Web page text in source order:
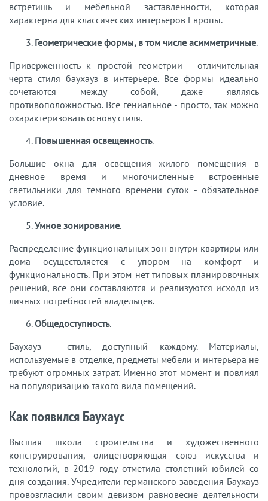
встретишь и мебельной заставленности, которая
характерна для классических интерьеров Европы.
3. Геометрические формы, в том числе асимметричные.
Приверженность к простой геометрии - отличительная
черта стиля баухауз в интерьере. Все формы идеально
сочетаются между собой, даже являясь
противоположностью. Всё гениальное - просто, так можно
охарактеризовать основу стиля.
4. Повышенная освещенность.
Большие окна для освещения жилого помещения в
дневное время и многочисленные встроенные
светильники для темного времени суток - обязательное
условие.
5.Умное зонирование.
Распределение функциональных зон внутри квартиры или
дома осуществляется с упором на комфорт и
функциональность. При этом нет типовых планировочных
решений, все они составляются и реализуются исходя из
личных потребностей владельцев.
6. Общедоступность.
Баухауз - стиль, доступный каждому. Материалы,
используемые в отделке, предметы мебели и интерьера не
требуют огромных затрат. Именно этот момент и повлиял
на популяризацию такого вида помещений.
Как появился Баухаус
Высшая школа строительства и художественного
конструирования, олицетворяющая союз искусства и
технологий, в 2019 году отметила столетний юбилей со
дня создания. Учредители германского заведения Баухауз
провозгласили своим девизом равновесие деятельности